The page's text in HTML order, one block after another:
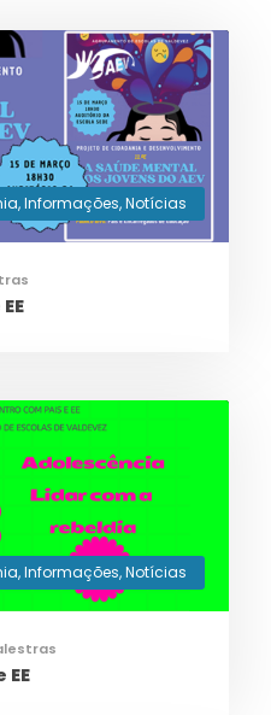
,Informações,Notícias
,Informações,Notícias
EE